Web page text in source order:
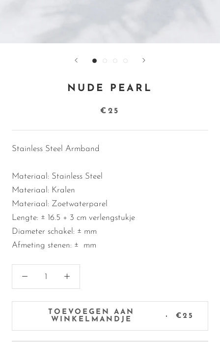
NUDE PEARL
€25
Stainless Steel Armband
Materiaal: Stainless Steel
Materiaal: Kralen
Materiaal: Zoetwaterparel
Lengte: ± 16.5 + 3 cm verlengstukje
Diameter schakel: ± mm
Afmeting stenen: ± mm
TOEVOEGEN AAN
WINKELMANDJE
€25